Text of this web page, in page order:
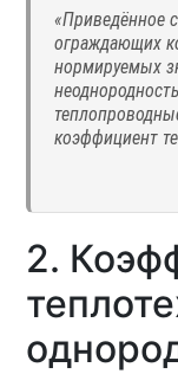
«Приведённое
ограждающих
нормируемых
коэффициент
2.